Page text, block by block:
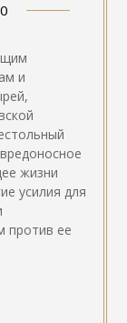
и
жизни
усилия для
против ее